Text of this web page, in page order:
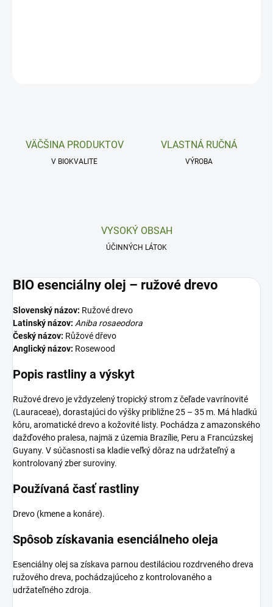
VÄČŠINA PRODUKTOV
V BIOKVALITE
VLASTNÁ RUČNÁ
VÝROBA
VYSOKÝ OBSAH
ÚČINNÝCH LÁTOK
BIO esenciálny olej – ružové drevo
Slovenský názov: Ružové drevo
Latinský názov: Aniba rosaeodora
Český názov: Růžové dřevo
Anglický názov: Rosewood
Popis rastliny a výskyt
Ružové drevo je vždyzelený tropický strom z čeľade vavrínovité
(Lauraceae), dorastajúci do výšky približne 25 – 35 m. Má hladkú
kôru, aromatické drevo a kožovité listy. Pochádza z amazonského
dažďového pralesa, najmä z územia Brazílie, Peru a Francúzskej
Guyany. V súčasnosti sa kladie veľký dôraz na udržateľný a
kontrolovaný zber suroviny.
Používaná časť rastliny
Drevo (kmene a konáre).
Spôsob získavania esenciálneho oleja
Esenciálny olej sa získava parnou destiláciou rozdrveného dreva
ružového dreva, pochádzajúceho z kontrolovaného a
udržateľného zdroja.